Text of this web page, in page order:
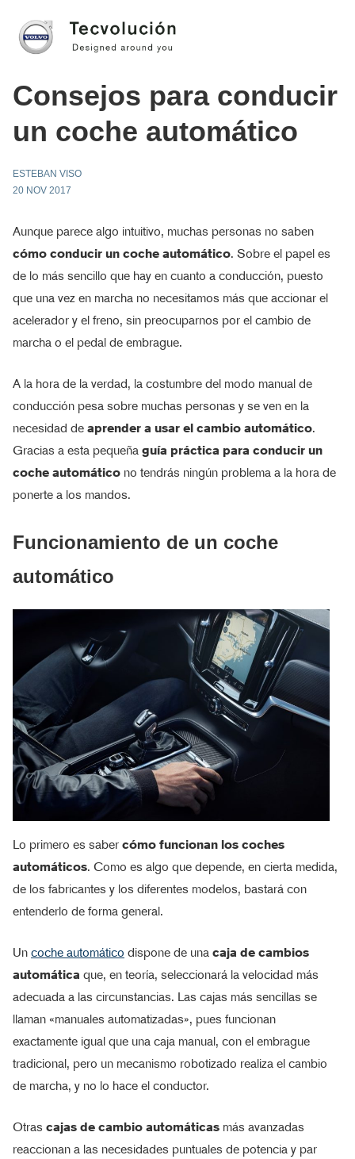
Consejos para conducir
un coche automático
ESTEBAN VISO
20 NOV 2017
Aunque parece algo intuitivo, muchas personas no saben
cómo conducir un coche automático. Sobre el papel es
de lo más sencillo que hay en cuanto a conducción, puesto
que una vez en marcha no necesitamos más que accionar el
acelerador y el freno, sin preocuparnos por el cambio de
marcha o el pedal de embrague.
A la hora de la verdad, la costumbre del modo manual de
conducción pesa sobre muchas personas y se ven en la
necesidad de aprender a usar el cambio automático.
Gracias a esta pequeña guía práctica para conducir un
coche automático no tendrás ningún problema a la hora de
ponerte a los mandos.
Funcionamiento de un coche
automático
Lo primero es saber cómo funcionan los coches
automáticos. Como es algo que depende, en cierta medida,
de los fabricantes y los diferentes modelos, bastará con
entenderlo de forma general.
Un coche automático dispone de una caja de cambios
automática que, en teoría, seleccionará la velocidad más
adecuada a las circunstancias. Las cajas más sencillas se
llaman «manuales automatizadas», pues funcionan
exactamente igual que una caja manual, con el embrague
tradicional, pero un mecanismo robotizado realiza el cambio
de marcha, y no lo hace el conductor.
Otras cajas de cambio automáticas más avanzadas
reaccionan a las necesidades puntuales de potencia y par